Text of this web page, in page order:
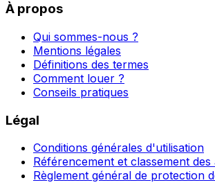
À propos
Qui sommes-nous ?
Mentions légales
Définitions des termes
Comment louer ?
Conseils pratiques
Légal
Conditions générales d'utilisation
Référencement et classement des
Règlement général de protection